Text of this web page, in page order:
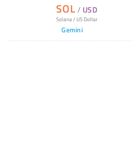
SOL/ USD
Solana/ US Dollar
Gemini